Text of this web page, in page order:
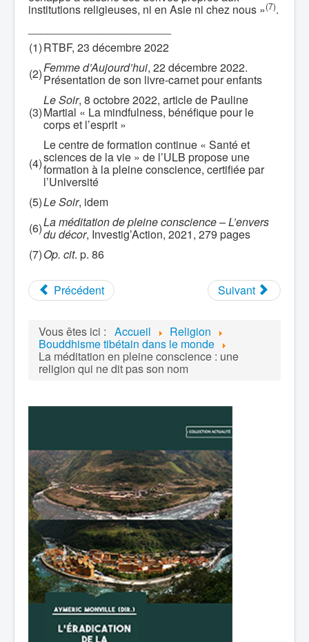
institutions religieuses, ni en Asie ni chez nous »(7).
(1)RTBF, 23 décembre 2022
(2)Femme d’Aujourd’hui, 22 décembre 2022.
Présentation de son livre-carnet pour enfants
(3)
Le Soir, 8 octobre 2022, article de Pauline
Martial « La mindfulness, bénéfique pour le
corps et l’esprit »
(4)
Le centre de formation continue « Santé et
sciences de la vie » de l’ULB propose une
formation à la pleine conscience, certifiée par
l’Université
(5)Le Soir, idem
(6)La méditation de pleine conscience – L’envers
du décor, Investig’Action, 2021, 279 pages
(7)Op. cit. p. 86
Précédent Suivant
Vous êtes ici : Accueil Religion
Bouddhisme tibétain dans le monde
La méditation en pleine conscience : une
religion qui ne dit pas son nom